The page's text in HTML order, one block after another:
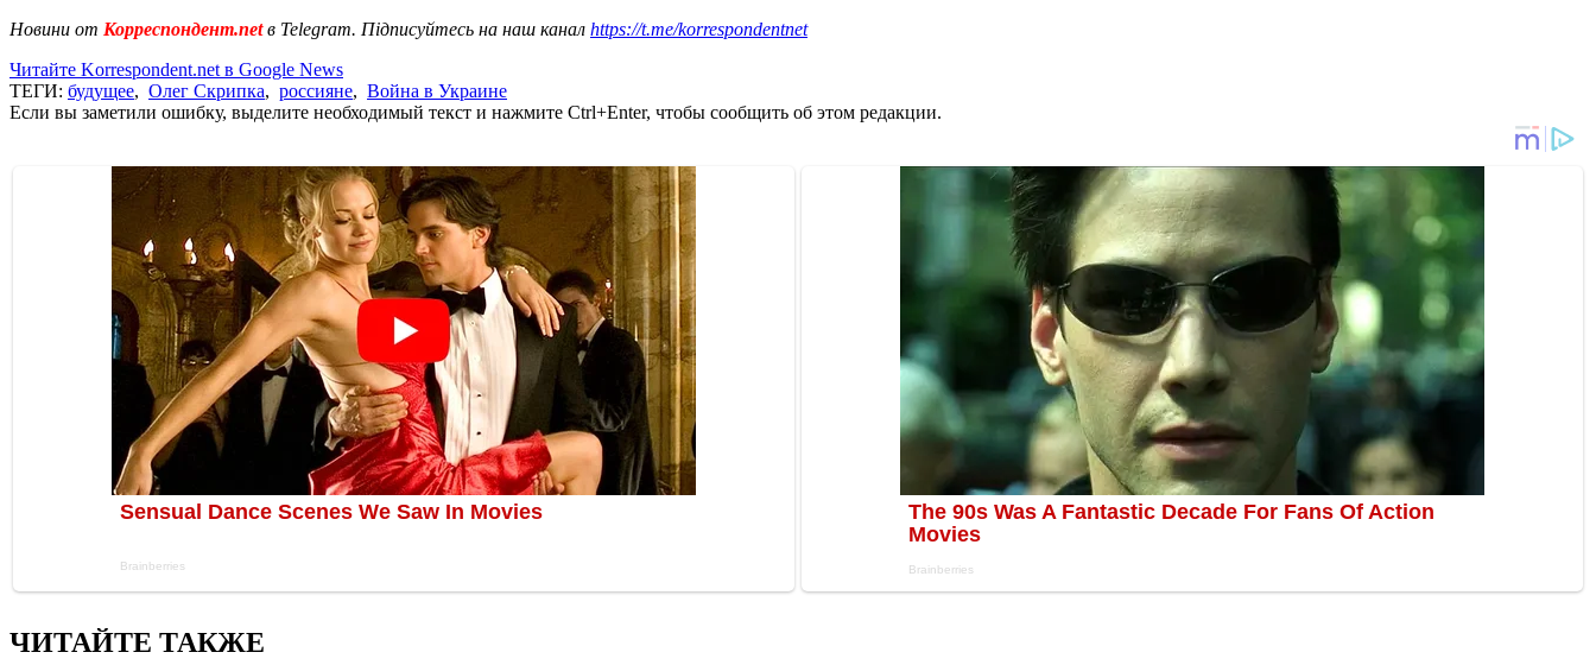
Новини от Корреспондент.netв Telegram. Підписуйтесь на наш канал https://t.me/korrespondentnet
Читайте Korrespondent.net в Google News
ТЕГИ: будущее, Олег Скрипка, россияне, Война в Украине
Если вы заметили ошибку, выделите необходимый текст и нажмите Ctrl+Enter, чтобы сообщить об этом редакции.
ЧИТАЙТЕ ТАКЖЕ